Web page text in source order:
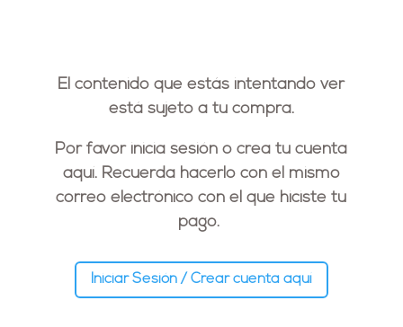
El contenido que estás intentando ver
está sujeto a tu compra.
Por favor inicia sesión o crea tu cuenta
aquí. Recuerda hacerlo con el mismo
correo electrónico con el que hiciste tu
pago.
Iniciar Sesión / Crear cuenta aquí